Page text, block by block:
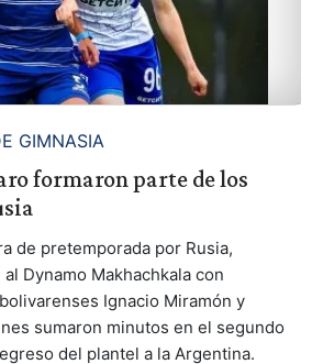
GIMNASIA
formaron parte de los
de pretemporada por Rusia,
Dynamo Makhachkala con
Ignacio Miramón y
sumaron minutos en el segundo
del plantel a la Argentina.